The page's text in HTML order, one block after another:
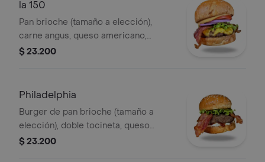
la 150
Pan brioche (tamaño a elección),
carne angus, queso americano,
tocineta, lechuga, cebola, tomate,
$ 23.200
Philadelphia
Burger de pan brioche (tamaño a
elección), doble tocineta, queso
philadelphia, carne carne angus,
$ 23.200